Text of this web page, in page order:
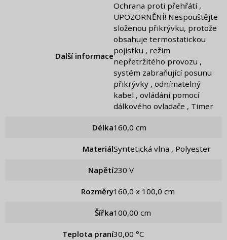
Další informace
Ochrana proti přehřátí ,
UPOZORNĚNÍ! Nespouštějte
složenou přikrývku, protože
obsahuje termostatickou
pojistku , režim
nepřetržitého provozu ,
systém zabraňující posunu
přikrývky , odnímatelný
kabel , ovládání pomocí
dálkového ovladače , Timer
Délka 160,0 cm
Materiál syntetická vlna , Polyester
Napětí 230 V
Rozměry 160,0 x 100,0 cm
Šířka 100,00 cm
Teplota praní 30,00 °C